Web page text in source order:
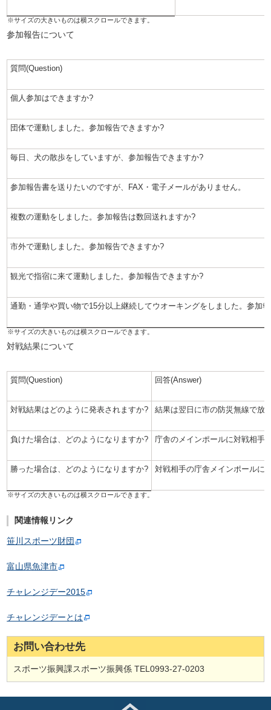
参加報告について
質問(Question)
個人参加はできますか?
団体で運動しました。参加報告できますか?
毎日、犬の散歩をしていますが、参加報告できますか?
参加報告書を送りたいのですが、FAX・電子メールがありません。
複数の運動をしました。参加報告は数回送れますか?
市外で運動しました。参加報告できますか?
観光で指宿に来て運動しました。参加報告できますか?
通勤・通学や買い物で15分以上継続してウオーキングをしました。参加
対戦結果について
質問(Question) 回答(Answer)
対戦結果はどのように発表されますか? 結果は翌日に市の防災無線で放
負けた場合は、どのようになりますか? 庁舎のメインポールに対戦相手
勝った場合は、どのようになりますか? 対戦相手の庁舎メインポールに
関連情報リンク
笹川スポーツ財団
富山県魚津市
チャレンジデー2015
チャレンジデーとは
お問い合わせ先
スポーツ振興課スポーツ振興係 TEL0993-27-0203